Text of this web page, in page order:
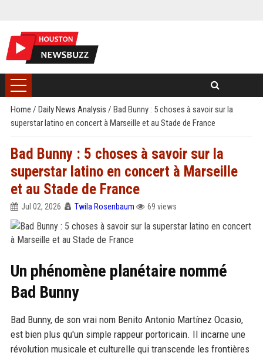
Home / Daily News Analysis / Bad Bunny : 5 choses à savoir sur la
superstar latino en concert à Marseille et au Stade de France
Bad Bunny : 5 choses à savoir sur la
superstar latino en concert à Marseille
et au Stade de France
Jul 02, 2026 Twila Rosenbaum 69 views
Un phénomène planétaire nommé
Bad Bunny
Bad Bunny, de son vrai nom Benito Antonio Martínez Ocasio,
est bien plus qu'un simple rappeur portoricain. Il incarne une
révolution musicale et culturelle qui transcende les frontières